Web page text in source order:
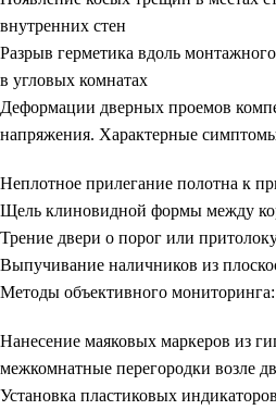
внутренних стен
Разрыв герметика вдоль
в угловых комнатах
Деформации дверных проемов
напряжения. Характерные
Неплотное прилегание полотна к
Щель клиновидной формы между
Трение двери о порог или
Выпучивание наличников из
Методы объективного мониторинга:
Нанесение маяковых маркеров из
межкомнатные перегородки возле
Установка пластиковых